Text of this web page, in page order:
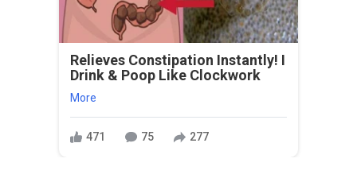
Relieves Constipation Instantly! I
Drink & Poop Like Clockwork
More
471 75 277